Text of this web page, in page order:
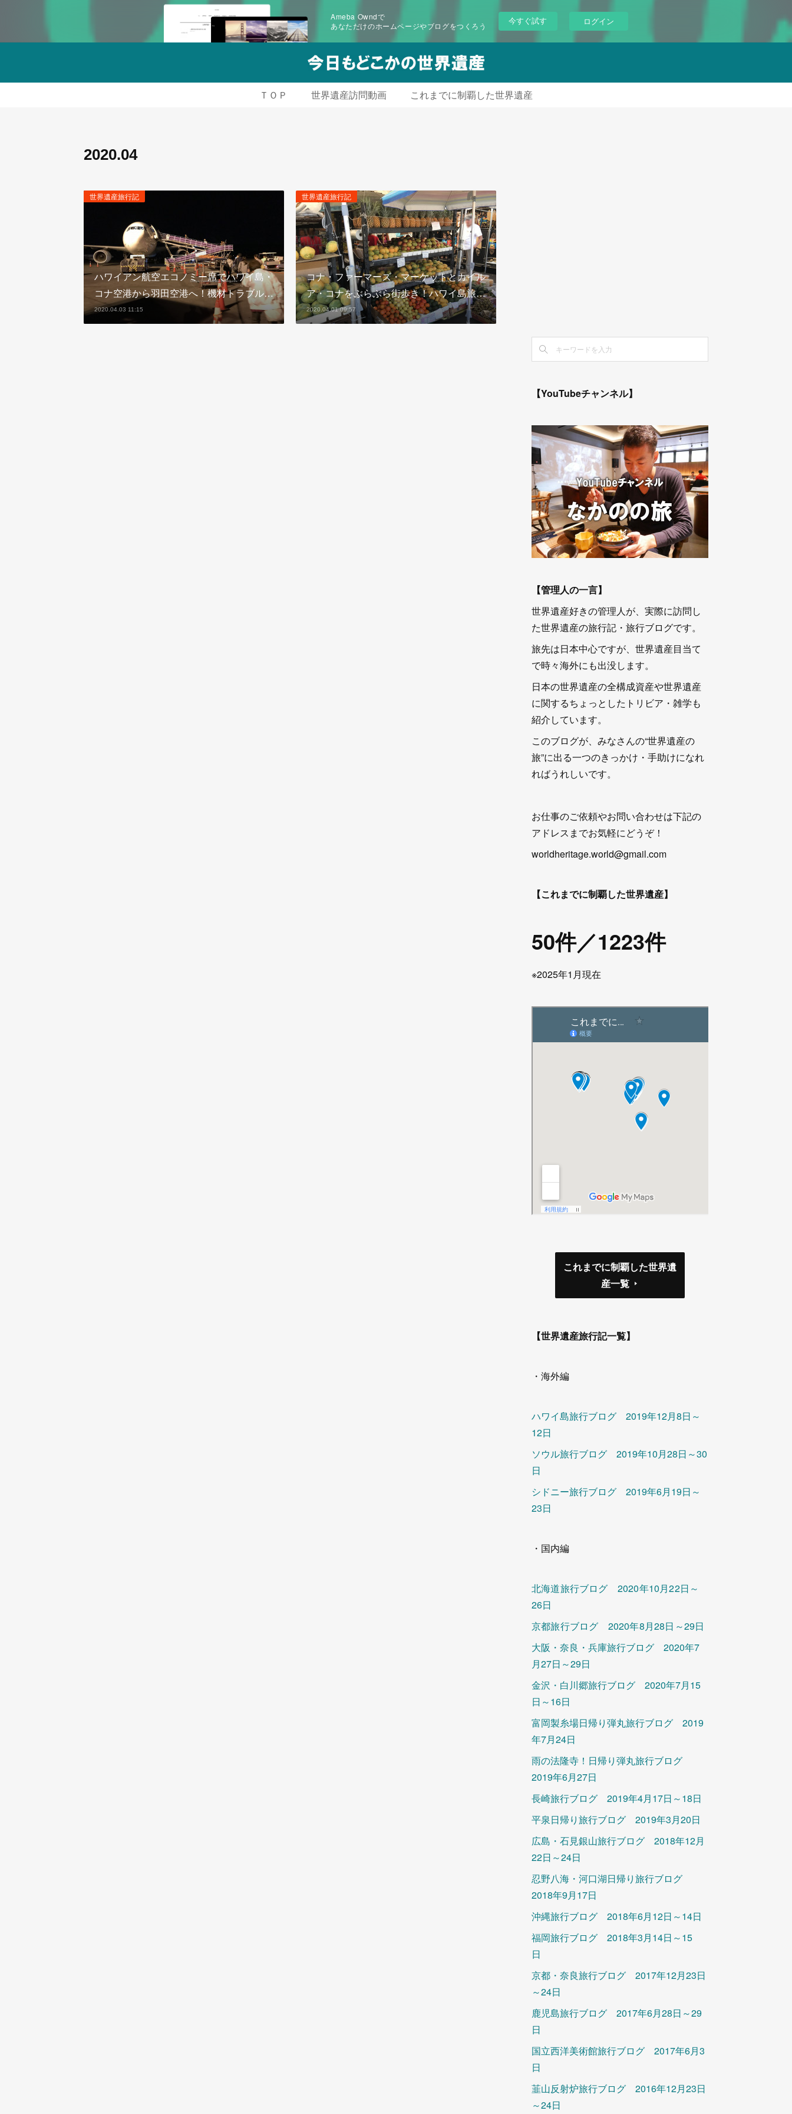
Ameba Owndで
あなただけのホームページやブログをつくろう
今すぐ試す ログイン
ＴＯＰ 世界遺産訪問動画 これまでに制覇した世界遺産
2020.04
世界遺産旅行記
ハワイアン航空エコノミー席でハワイ島・
コナ空港から羽田空港へ！機材トラブル…
2020.04.03 11:15
世界遺産旅行記
コナ・ファーマーズ・マーケットとカイル
ア・コナをぶらぶら街歩き！ハワイ島旅…
2020.04.01 09:57
【YouTubeチャンネル】
【管理人の一言】
世界遺産好きの管理人が、実際に訪問し
た世界遺産の旅行記・旅行ブログです。
旅先は日本中心ですが、世界遺産目当て
で時々海外にも出没します。
日本の世界遺産の全構成資産や世界遺産
に関するちょっとしたトリビア・雑学も
紹介しています。
このブログが、みなさんの“世界遺産の
旅”に出る一つのきっかけ・手助けになれ
ればうれしいです。
お仕事のご依頼やお問い合わせは下記の
アドレスまでお気軽にどうぞ！
worldheritage.world@gmail.com
【これまでに制覇した世界遺産】
50件／1223件
※2025年1月現在
これまでに制覇した世界遺
産一覧
【世界遺産旅行記一覧】
・海外編
ハワイ島旅行ブログ 2019年12月8日～
12日
ソウル旅行ブログ 2019年10月28日～30
日
シドニー旅行ブログ 2019年6月19日～
23日
・国内編
北海道旅行ブログ 2020年10月22日～
26日
京都旅行ブログ 2020年8月28日～29日
大阪・奈良・兵庫旅行ブログ 2020年7
月27日～29日
金沢・白川郷旅行ブログ 2020年7月15
日～16日
富岡製糸場日帰り弾丸旅行ブログ 2019
年7月24日
雨の法隆寺！日帰り弾丸旅行ブログ
2019年6月27日
長崎旅行ブログ 2019年4月17日～18日
平泉日帰り旅行ブログ 2019年3月20日
広島・石見銀山旅行ブログ 2018年12月
22日～24日
忍野八海・河口湖日帰り旅行ブログ
2018年9月17日
沖縄旅行ブログ 2018年6月12日～14日
福岡旅行ブログ 2018年3月14日～15
日
京都・奈良旅行ブログ 2017年12月23日
～24日
鹿児島旅行ブログ 2017年6月28日～29
日
国立西洋美術館旅行ブログ 2017年6月3
日
韮山反射炉旅行ブログ 2016年12月23日
～24日